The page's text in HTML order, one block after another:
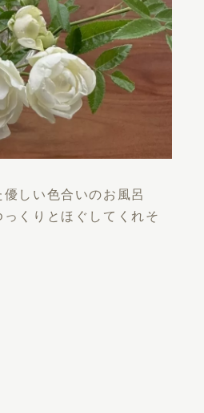
しい色合いのお風呂
くりとほぐしてくれそ